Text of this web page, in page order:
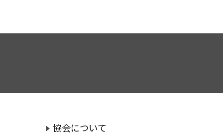
協会について